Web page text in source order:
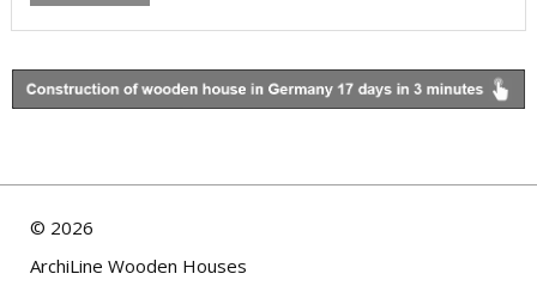
© 2026
ArchiLine Wooden Houses